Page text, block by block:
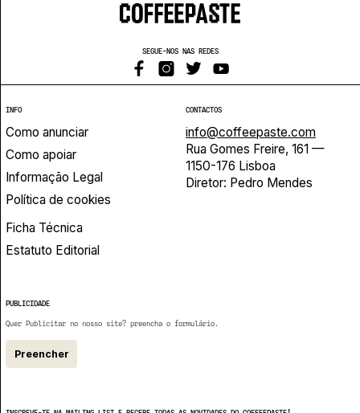
SEGUE-NOS NAS REDES
INFO
Como anunciar
Como apoiar
Informação Legal
Política de cookies
Ficha Técnica
Estatuto Editorial
CONTACTOS
info@coffeepaste.com
Rua Gomes Freire, 161 —
1150-176 Lisboa
Diretor: Pedro Mendes
PUBLICIDADE
Quer Publicitar no nosso site? preencha o formulário.
Preencher